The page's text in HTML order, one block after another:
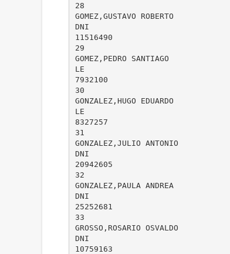
28
GOMEZ,GUSTAVO ROBERTO
DNI
11516490
29
GOMEZ,PEDRO SANTIAGO
LE
7932100
30
GONZALEZ,HUGO EDUARDO
LE
8327257
31
GONZALEZ,JULIO ANTONIO
DNI
20942605
32
GONZALEZ,PAULA ANDREA
DNI
25252681
33
GROSSO,ROSARIO OSVALDO
DNI
10759163